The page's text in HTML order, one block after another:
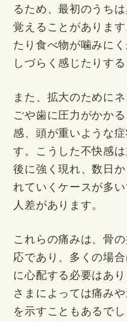
るため、最初のうち
覚えることがありま
たり食べ物が噛みに
しづらく感じたりす
また、拡大のために
ごや歯に圧力がかか
感、頭が重いような
す。こうした不快感
後に強く現れ、数日
れていくケースが多
人差があります。
これらの痛みは、骨
応であり、多くの場
に心配する必要はあ
さまによっては痛み
を示すこともあるで